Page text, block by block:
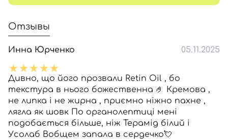
Отзывы
Инна Юрченко 05.11.2025
Дивно, що його прозвали Retin Oil , бо
текстура в нього божественна 🤌 Кремова ,
не липка і не жирна , приємно ніжно пахне ,
лягла як шовк По органолептиці мені
подобається більше, ніж Терамід білий і
Усолаб Вобщем запала в сердечко💘